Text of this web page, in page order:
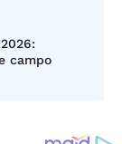
campo